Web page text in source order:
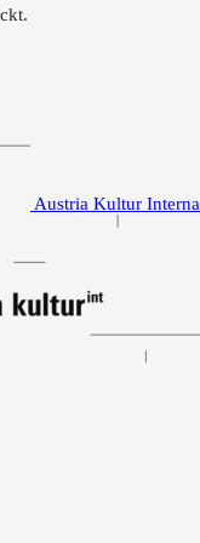
Austria Kultur